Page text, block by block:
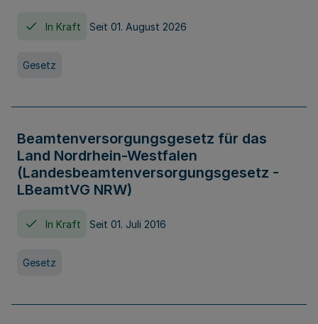
In Kraft Seit 01. August 2026
Gesetz
Beamtenversorgungsgesetz für das
Land Nordrhein-Westfalen
(Landesbeamtenversorgungsgesetz -
LBeamtVG NRW)
In Kraft Seit 01. Juli 2016
Gesetz